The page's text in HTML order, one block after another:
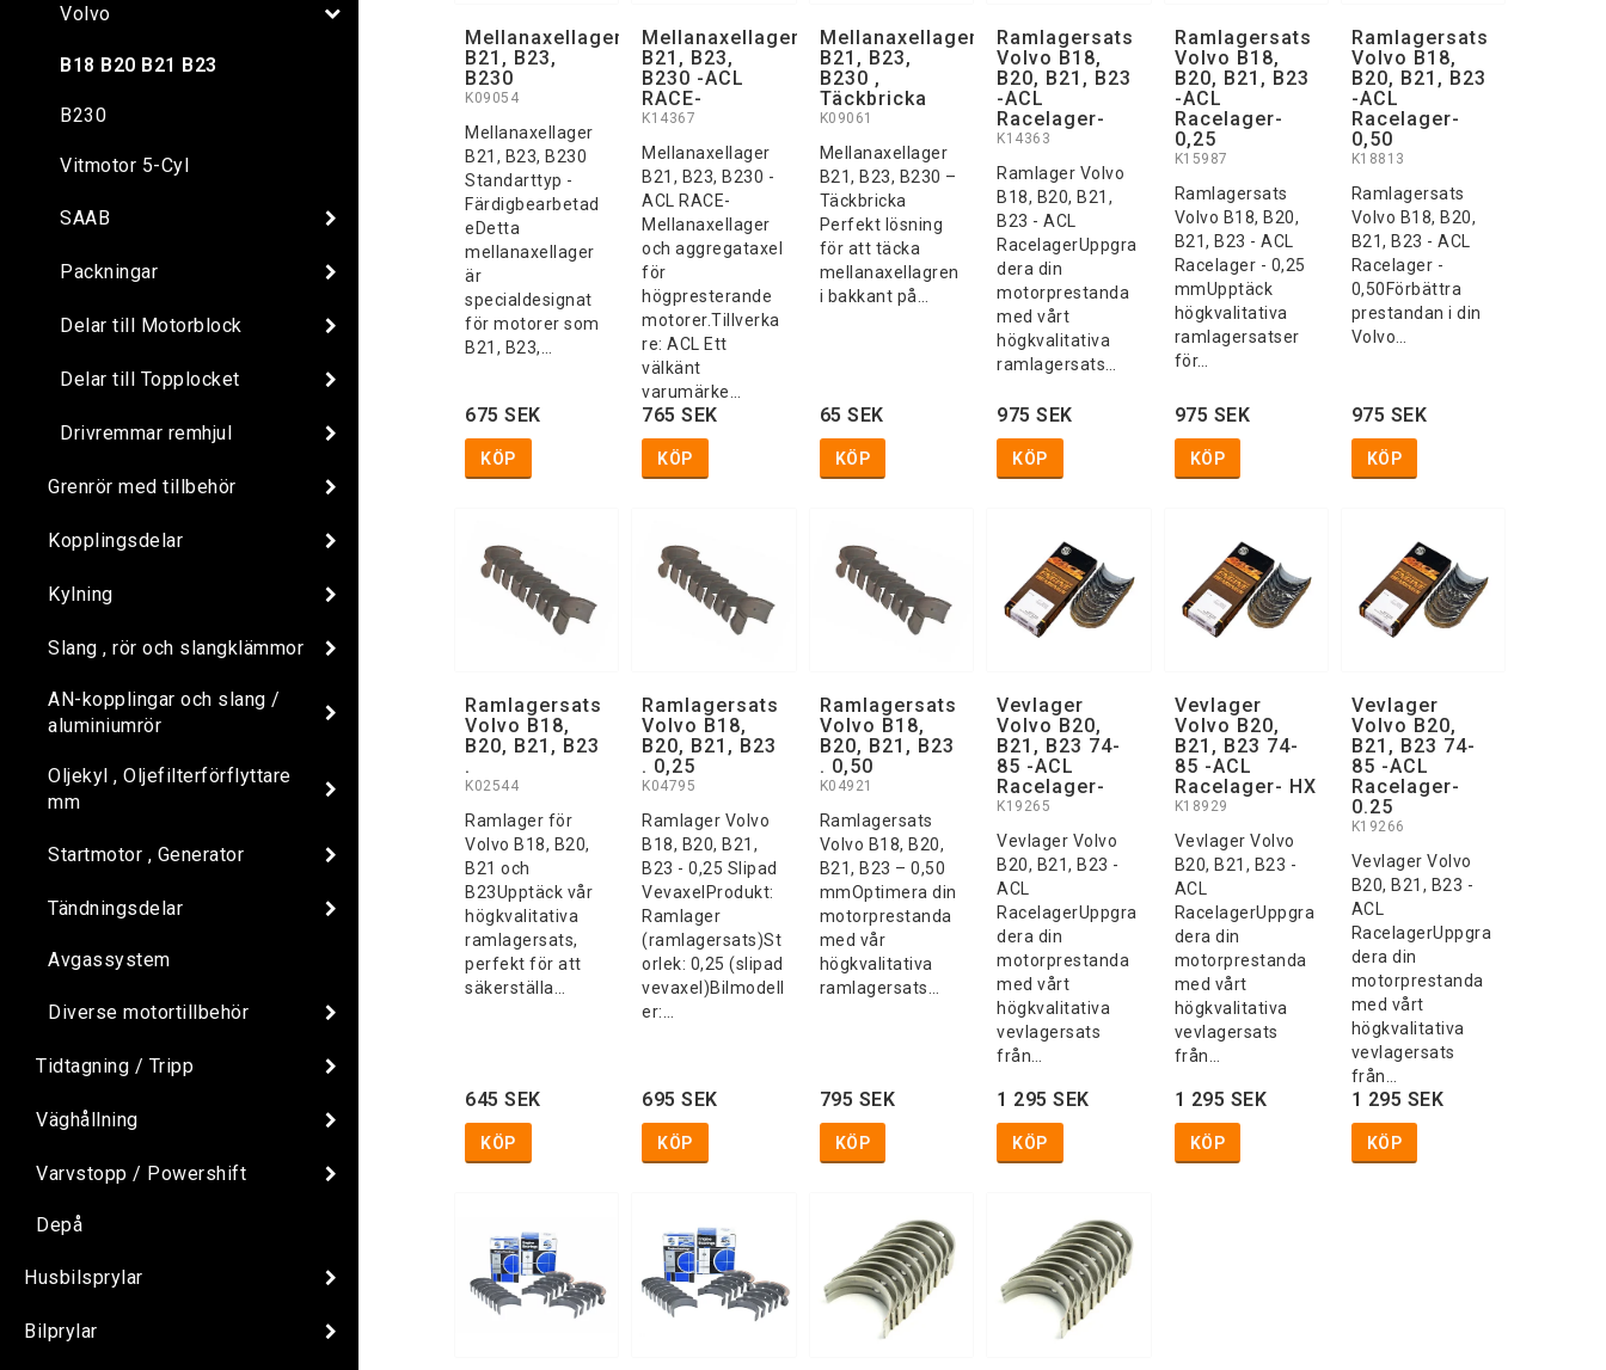
Volvo
B18 B20 B21 B23
B230
Vitmotor 5-Cyl
SAAB
Packningar
Delar till Motorblock
Delar till Topplocket
Drivremmar remhjul
Grenrör med tillbehör
Kopplingsdelar
Kylning
Slang , rör och slangklämmor
AN-kopplingar och slang /
aluminiumrör
Oljekyl , Oljefilterförflyttare
mm
Startmotor , Generator
Tändningsdelar
Avgassystem
Diverse motortillbehör
Tidtagning / Tripp
Väghållning
Varvstopp / Powershift
Depå
Husbilsprylar
Bilprylar
Mellanaxellager
B21, B23,
B230
K09054
Mellanaxellager
B21, B23, B230
Standarttyp -
Färdigbearbetad
eDetta
mellanaxellager
är
specialdesignat
för motorer som
B21, B23,…
675 SEK
KÖP
Mellanaxellager
B21, B23,
B230 -ACL
RACE-
K14367
Mellanaxellager
B21, B23, B230 -
ACL RACE-
Mellanaxellager
och aggregataxel
för
högpresterande
motorer.Tillverka
re: ACL Ett
välkänt
varumärke…
765 SEK
KÖP
Mellanaxellager
B21, B23,
B230 ,
Täckbricka
K09061
Mellanaxellager
B21, B23, B230 –
Täckbricka
Perfekt lösning
för att täcka
mellanaxellagren
i bakkant på…
65 SEK
KÖP
Ramlagersats
Volvo B18,
B20, B21, B23
-ACL
Racelager-
K14363
Ramlager Volvo
B18, B20, B21,
B23 - ACL
RacelagerUppgra
dera din
motorprestanda
med vårt
högkvalitativa
ramlagersats…
975 SEK
KÖP
Ramlagersats
Volvo B18,
B20, B21, B23
-ACL
Racelager-
0,25
K15987
Ramlagersats
Volvo B18, B20,
B21, B23 - ACL
Racelager - 0,25
mmUpptäck
högkvalitativa
ramlagersatser
för…
975 SEK
KÖP
Ramlagersats
Volvo B18,
B20, B21, B23
-ACL
Racelager-
0,50
K18813
Ramlagersats
Volvo B18, B20,
B21, B23 - ACL
Racelager -
0,50Förbättra
prestandan i din
Volvo…
975 SEK
KÖP
Ramlagersats
Volvo B18,
B20, B21, B23
.
K02544
Ramlager för
Volvo B18, B20,
B21 och
B23Upptäck vår
högkvalitativa
ramlagersats,
perfekt för att
säkerställa…
645 SEK
KÖP
Ramlagersats
Volvo B18,
B20, B21, B23
. 0,25
K04795
Ramlager Volvo
B18, B20, B21,
B23 - 0,25 Slipad
VevaxelProdukt:
Ramlager
(ramlagersats)St
orlek: 0,25 (slipad
vevaxel)Bilmodell
er:…
695 SEK
KÖP
Ramlagersats
Volvo B18,
B20, B21, B23
. 0,50
K04921
Ramlagersats
Volvo B18, B20,
B21, B23 – 0,50
mmOptimera din
motorprestanda
med vår
högkvalitativa
ramlagersats…
795 SEK
KÖP
Vevlager
Volvo B20,
B21, B23 74-
85 -ACL
Racelager-
K19265
Vevlager Volvo
B20, B21, B23 -
ACL
RacelagerUppgra
dera din
motorprestanda
med vårt
högkvalitativa
vevlagersats
från…
1 295 SEK
KÖP
Vevlager
Volvo B20,
B21, B23 74-
85 -ACL
Racelager- HX
K18929
Vevlager Volvo
B20, B21, B23 -
ACL
RacelagerUppgra
dera din
motorprestanda
med vårt
högkvalitativa
vevlagersats
från…
1 295 SEK
KÖP
Vevlager
Volvo B20,
B21, B23 74-
85 -ACL
Racelager-
0.25
K19266
Vevlager Volvo
B20, B21, B23 -
ACL
RacelagerUppgra
dera din
motorprestanda
med vårt
högkvalitativa
vevlagersats
från…
1 295 SEK
KÖP